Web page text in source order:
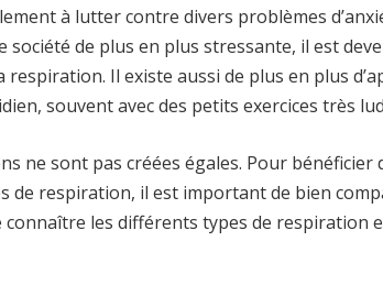
à lutter contre divers problèmes
société de plus en plus stressante, il est
Il existe aussi de plus en plus
souvent avec des petits exercices très
ne sont pas créées égales. Pour bénéficier
de respiration, il est important de bien
connaître les différents types de respiration